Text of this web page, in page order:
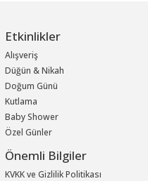
Etkinlikler
Alışveriş
Düğün & Nikah
Doğum Günü
Kutlama
Baby Shower
Özel Günler
Önemli Bilgiler
KVKK ve Gizlilik Politikası